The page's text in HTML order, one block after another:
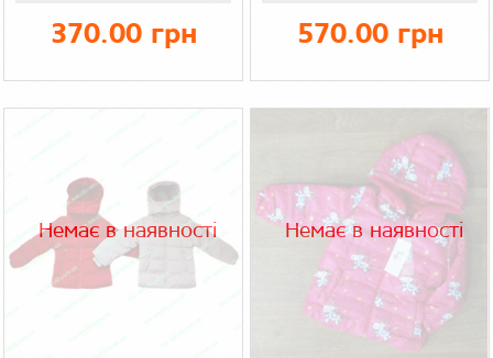
370.00 грн 570.00 грн
Немає в наявності Немає в наявності